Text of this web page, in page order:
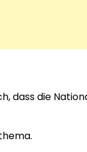
dass die